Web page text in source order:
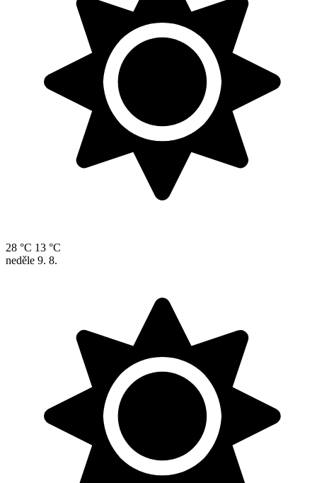
28 °C 13 °C
neděle 9. 8.